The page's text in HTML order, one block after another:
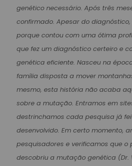
genético necessário. Após três
confirmado. Apesar do
porque contou com uma ótima
que fez um diagnóstico certeiro e
genética eficiente. Nasceu na
família disposta a mover
mesmo, esta história não acaba
sobre a mutação. Entramos em
destrinchamos cada pesquisa já
desenvolvido. Em certo momento,
pesquisadores e verificamos que o
descobriu a mutação genética (Dr.